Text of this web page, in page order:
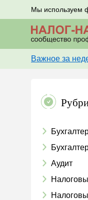
Мы используем
Важное за
Аудит